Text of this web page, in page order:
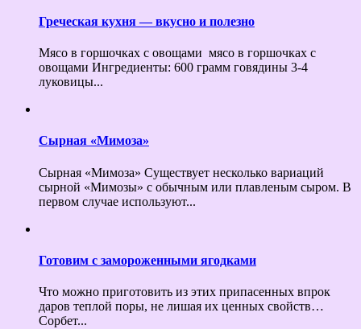
Греческая кухня — вкусно и полезно
Мясо в горшочках с овощами мясо в горшочках с
овощами Ингредиенты: 600 грамм говядины 3-4
луковицы...
Сырная «Мимоза»
Сырная «Мимоза» Существует несколько вариаций
сырной «Мимозы» с обычным или плавленым сыром. В
первом случае используют...
Готовим с замороженными ягодками
Что можно приготовить из этих припасенных впрок
даров теплой поры, не лишая их ценных свойств…
Сорбет...